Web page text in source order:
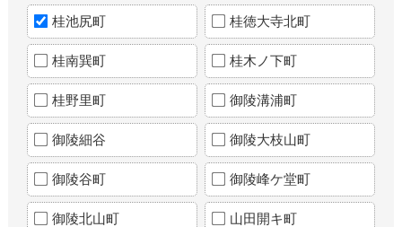
桂池尻町 桂徳大寺北町
桂南巽町 桂木ノ下町
桂野里町 御陵溝浦町
御陵細谷 御陵大枝山町
御陵谷町 御陵峰ケ堂町
御陵北山町 山田開キ町